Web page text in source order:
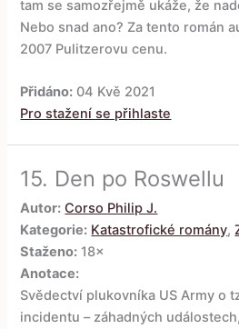
tam se samozřejmě ukáže, že
Nebo snad ano? Za tento román
2007 Pulitzerovu cenu.
Přidáno: 04 Kvě 2021
Pro stažení se přihlaste
15. Den po Roswellu
Autor: Corso Philip J.
Kategorie: Katastrofické romány,
Staženo: 18×
Anotace:
Svědectví plukovníka US Army o
incidentu – záhadných